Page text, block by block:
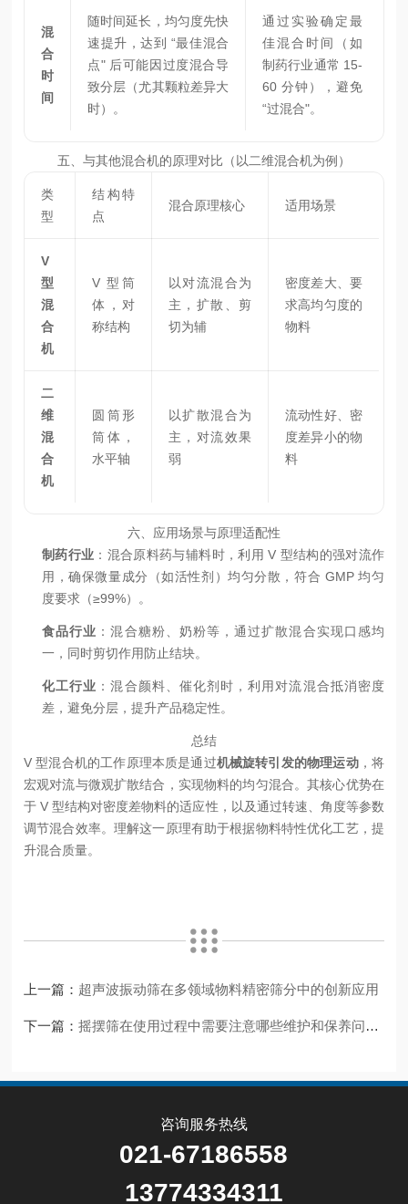
混
合
时
间
随时间延长，均匀度先快
速提升，达到 “最佳混合
点" 后可能因过度混合导
致分层（尤其颗粒差异大
时）。
通过实验确定最
佳混合时间（如
制药行业通常 15-
60 分钟），避免
“过混合"。
五、与其他混合机的原理对比（以二维混合机为例）
类
型
结构特
点
混合原理核心 适用场景
V
型
混
合
机
V 型筒
体，对
称结构
以对流混合为
主，扩散、剪
切为辅
密度差大、要
求高均匀度的
物料
二
维
混
合
机
圆筒形
筒体，
水平轴
以扩散混合为
主，对流效果
弱
流动性好、密
度差异小的物
料
六、应用场景与原理适配性
制药行业 ：混合原料药与辅料时，利用 V 型结构的强对流作
用，确保微量成分（如活性剂）均匀分散，符合 GMP 均匀
度要求（≥99%）。
食品行业 ：混合糖粉、奶粉等，通过扩散混合实现口感均
一，同时剪切作用防止结块。
化工行业 ：混合颜料、催化剂时，利用对流混合抵消密度
差，避免分层，提升产品稳定性。
总结
V 型混合机的工作原理本质是通过机械旋转引发的物理运动，将
宏观对流与微观扩散结合，实现物料的均匀混合。其核心优势在
于 V 型结构对密度差物料的适应性，以及通过转速、角度等参数
调节混合效率。理解这一原理有助于根据物料特性优化工艺，提
升混合质量。
上一篇： 超声波振动筛在多领域物料精密筛分中的创新应用
下一篇：摇摆筛在使用过程中需要注意哪些维护和保养问题？
咨询服务热线
021-67186558
13774334311